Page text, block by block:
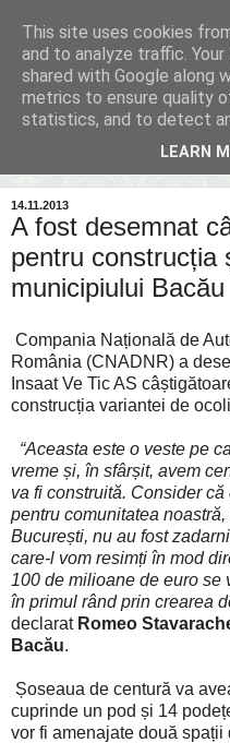
Inima
Din inima Bacăului...spre
14.11.2013
A fost desemnat
pentru construcția
municipiului Bacău
Compania Națională de
România (CNADNR) a
Insaat Ve Tic AS
construcția variantei de
“Aceasta este o veste pe
vreme și, în sfârșit, avem
va fi construită. Consider
pentru comunitatea
București, nu au fost
care-l vom resimți în mod
100 de milioane de euro se
în primul rând prin crearea
declarat Romeo
Bacău.
Șoseaua de centură va
cuprinde un pod și 14
vor fi amenajate două
This site uses cookies
and to analyze traffic.
shared with Google along
metrics to ensure quality
statistics, and to detect
LEARN